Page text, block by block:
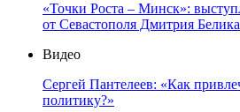
«Точки Роста – Минск»:
от Севастополя Дмитрия Белика
Видео
Сергей Пантелеев: «Как
политику?»